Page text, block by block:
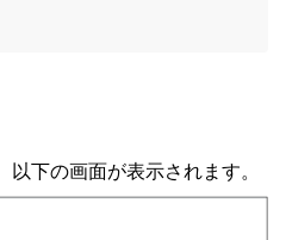
下の画面が表示されます。